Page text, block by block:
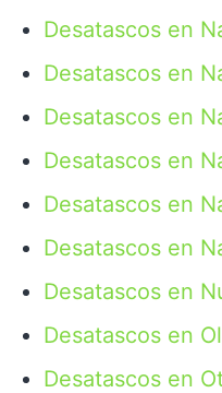
Desatascos en
Desatascos en
Desatascos en
Desatascos en
Desatascos en
Desatascos en
Desatascos en
Desatascos en
Desatascos en